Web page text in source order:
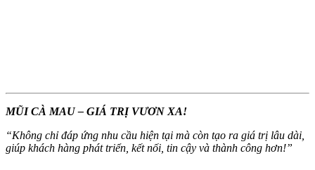
MŨI CÀ MAU – GIÁ TRỊ VƯƠN XA!
“Không chỉ đáp ứng nhu cầu hiện tại mà còn tạo ra giá trị lâu dài,
giúp khách hàng phát triển, kết nối, tin cậy và thành công hơn!”